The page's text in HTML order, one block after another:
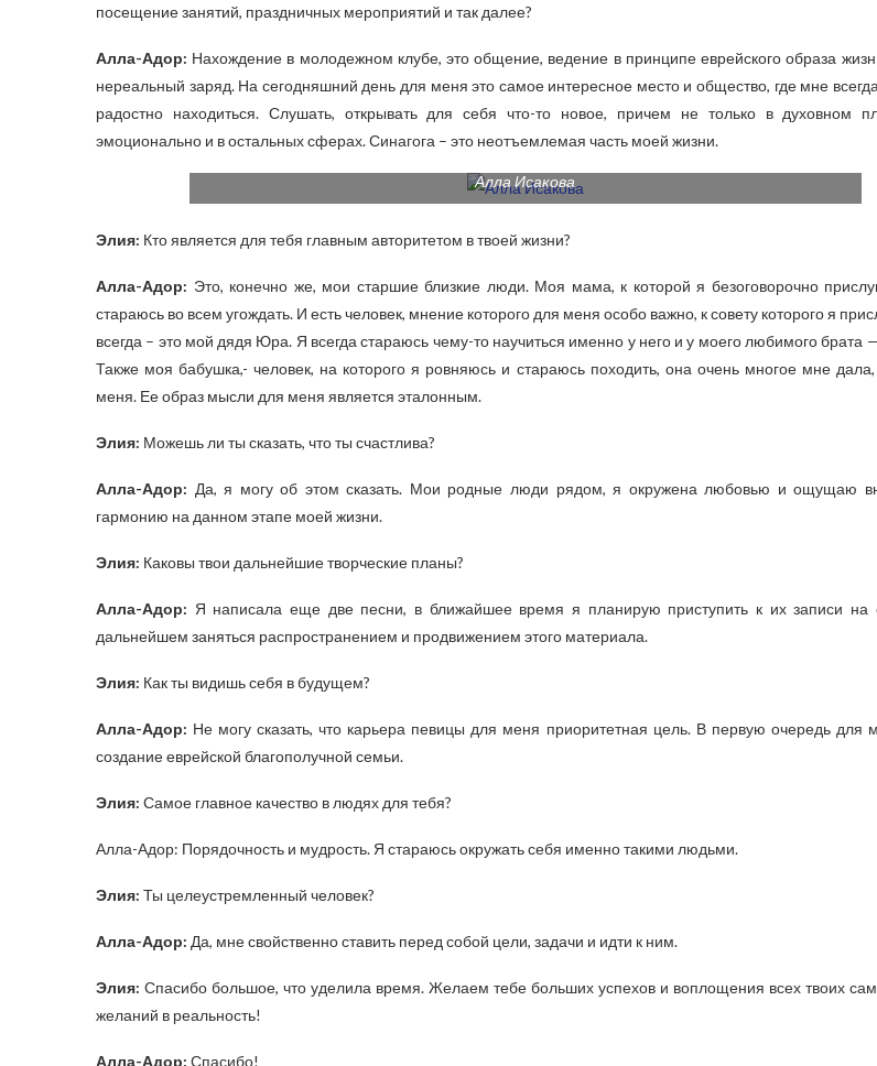
посещение занятий, праздничных мероприятий и так далее?
Алла-Адор: Нахождение в молодежном клубе, это общение, ведение в принципе еврейского образа
нереальный заряд. На сегодняшний день для меня это самое интересное место и общество, где мне
радостно находиться. Слушать, открывать для себя что-то новое, причем не только в духовном
эмоционально и в остальных сферах. Синагога – это неотъемлемая часть моей жизни.
Алла Исакова
Элия: Кто является для тебя главным авторитетом в твоей жизни?
Алла-Адор: Это, конечно же, мои старшие близкие люди. Моя мама, к которой я безоговорочно
стараюсь во всем угождать. И есть человек, мнение которого для меня особо важно, к совету которого я
всегда – это мой дядя Юра. Я всегда стараюсь чему-то научиться именно у него и у моего любимого брата
Также моя бабушка,- человек, на которого я ровняюсь и стараюсь походить, она очень многое мне
меня. Ее образ мысли для меня является эталонным.
Элия: Можешь ли ты сказать, что ты счастлива?
Алла-Адор: Да, я могу об этом сказать. Мои родные люди рядом, я окружена любовью и ощущаю
гармонию на данном этапе моей жизни.
Элия: Каковы твои дальнейшие творческие планы?
Алла-Адор: Я написала еще две песни, в ближайшее время я планирую приступить к их записи на
дальнейшем заняться распространением и продвижением этого материала.
Элия: Как ты видишь себя в будущем?
Алла-Адор: Не могу сказать, что карьера певицы для меня приоритетная цель. В первую очередь для
создание еврейской благополучной семьи.
Элия: Самое главное качество в людях для тебя?
Алла-Адор: Порядочность и мудрость. Я стараюсь окружать себя именно такими людьми.
Элия: Ты целеустремленный человек?
Алла-Адор: Да, мне свойственно ставить перед собой цели, задачи и идти к ним.
Элия: Спасибо большое, что уделила время. Желаем тебе больших успехов и воплощения всех твоих
желаний в реальность!
Алла-Адор: Спасибо!